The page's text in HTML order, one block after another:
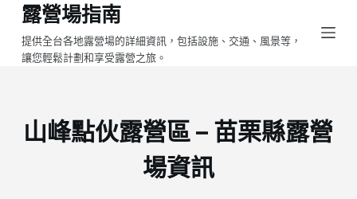
跳
至
主
容
露營場指南
提供全台各地露營場的詳細資訊，包括設施、交通、風景等，
讓您輕鬆計劃和享受露營之旅。
山峰點伙露營區 – 苗栗縣露營
場資訊